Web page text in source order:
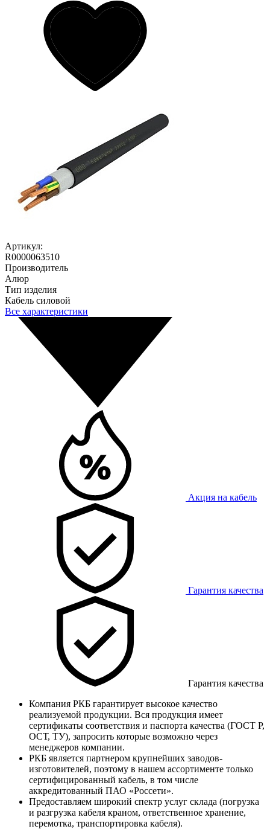
Артикул:
R0000063510
Производитель
Алюр
Тип изделия
Кабель силовой
Все характеристики
Акция на кабель
Гарантия качества
Гарантия качества
Компания РКБ гарантирует высокое качество
реализуемой продукции. Вся продукция имеет
сертификаты соответствия и паспорта качества (ГОСТ Р,
ОСТ, ТУ), запросить которые возможно через
менеджеров компании.
РКБ является партнером крупнейших заводов-
изготовителей, поэтому в нашем ассортименте только
сертифицированный кабель, в том числе
аккредитованный ПАО «Россети».
Предоставляем широкий спектр услуг склада (погрузка
и разгрузка кабеля краном, ответственное хранение,
перемотка, транспортировка кабеля).